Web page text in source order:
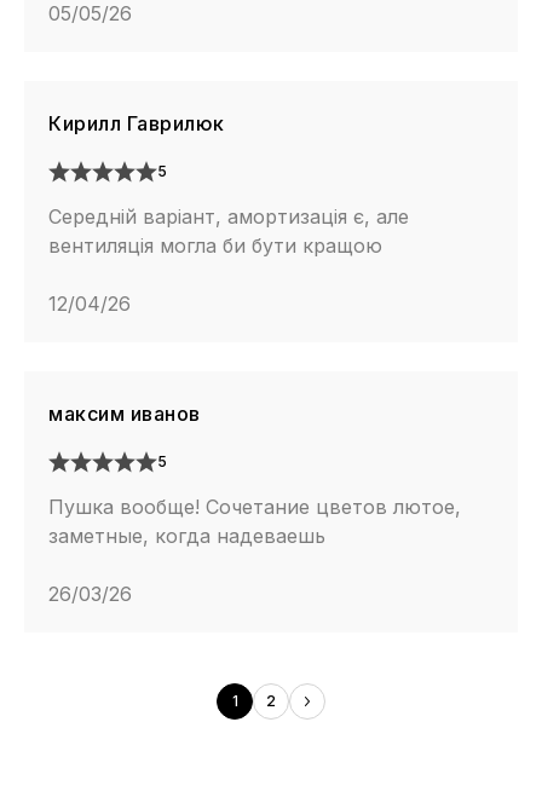
05/05/26
Кирилл Гаврилюк
5
Середній варіант, амортизація є, але
вентиляція могла би бути кращою
12/04/26
максим иванов
5
Пушка вообще! Сочетание цветов лютое,
заметные, когда надеваешь
26/03/26
1 2